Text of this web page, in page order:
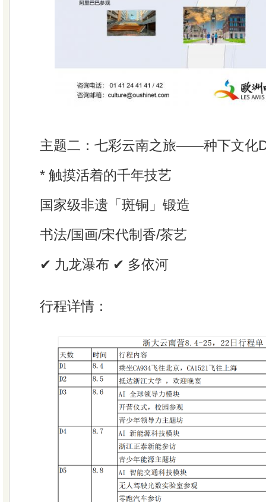
主题二：七彩云南之旅——种下文化
* 触摸活着的千年技艺
国家级非遗「斑铜」锻造
书法/国画/宋代制香/茶艺
✔ 九龙瀑布 ✔ 多依河
行程详情：